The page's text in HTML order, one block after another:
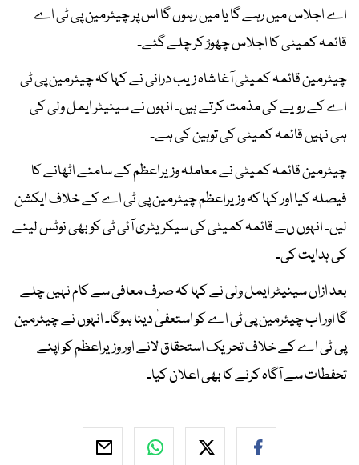
اے اجلاس میں رہے گا یا میں رہوں گا اس پر چیئرمین پی ٹی اے
قائمہ کمیٹی کا اجلاس چھوڑ کر چلے گئے۔
چیئرمین قائمہ کمیٹی آغا شاہ زیب درانی نے کہا کہ چیئرمین پی ٹی
اے کے رویے کی مذمت کرتے ہیں۔ انہوں نے سینیٹر ایمل ولی کی
ہی نہیں قائمہ کمیٹی کی توہین کی ہے۔
چیئرمین قائمہ کمیٹی نے معاملہ وزیراعظم کے سامنے اٹھانے کا
فیصلہ کیا اور کہا کہ وزیراعظم چیئرمین پی ٹی اے کے خلاف ایکشن
لیں۔ انہوں ںے قائمہ کمیٹی کی سیکریٹری آئی ٹی کو بھی نوٹس لینے
کی ہدایت کی۔
بعد ازاں سینیٹر ایمل ولی نے کہا کہ صرف معافی سے کام نہیں چلے
گا اور اب چیئرمین پی ٹی اے کو استعفیٰ دینا ہوگا۔ انہوں نے چیئرمین
پی ٹی اے کے خلاف تحریک استحقاق لانے اور وزیراعظم کو اپنے
تحفطات سے آگاہ کرنے کا بھی اعلان کیا۔